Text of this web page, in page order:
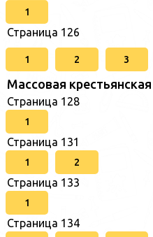
1
Страница 126
1 2 3
Массовая
Страница 128
1
Страница 131
1 2
Страница 133
1
Страница 134